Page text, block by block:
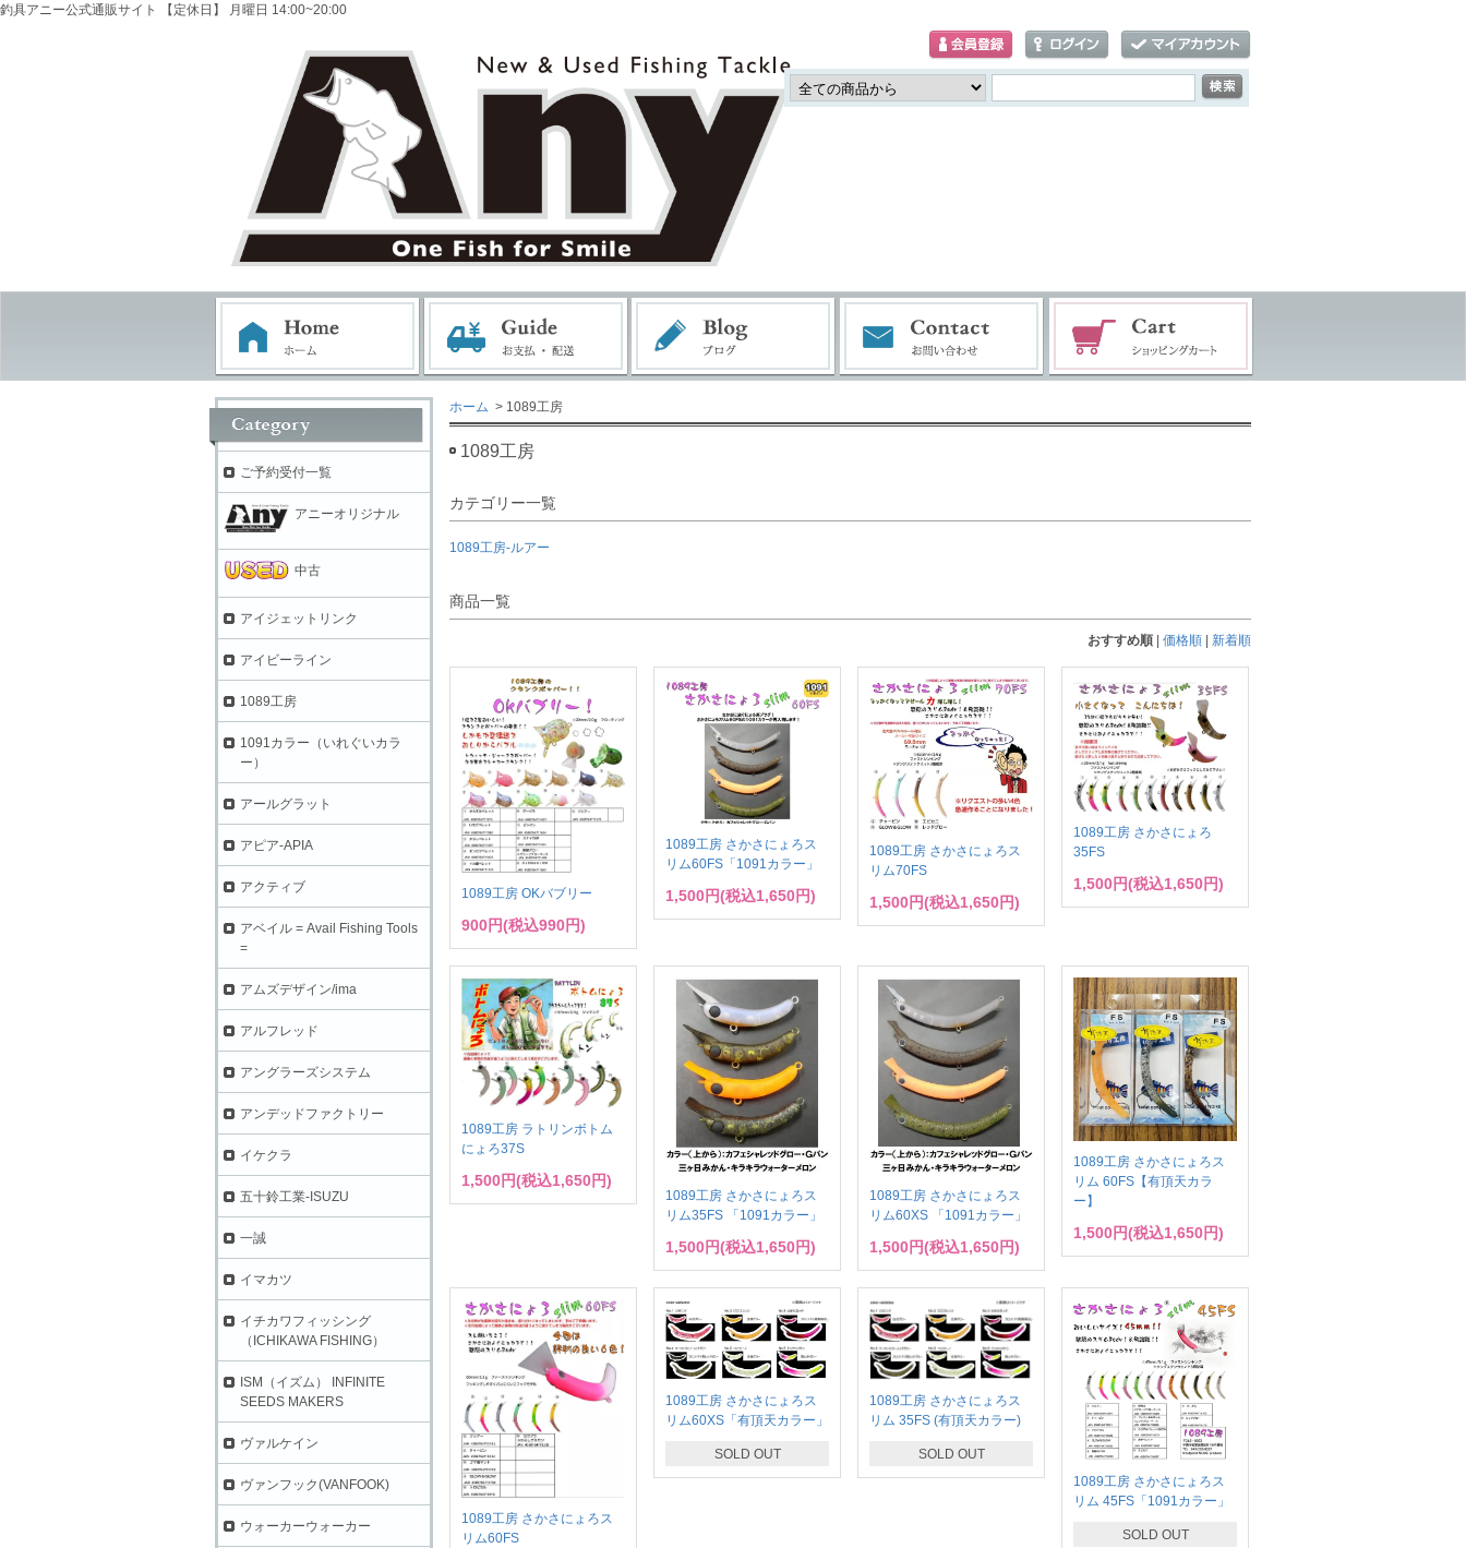
釣具アニー公式通販サイト 【定休日】 月曜日 14:00~20:00
ホーム > 1089工房
1089工房
カテゴリー一覧
1089工房-ルアー
商品一覧
おすすめ順 価格順 新着順
1089工房 OKバブリー
900円(税込990円)
1089工房 さかさにょろス
リム60FS「1091カラー」
1,500円(税込1,650円)
1089工房 さかさにょろス
リム70FS
1,500円(税込1,650円)
1089工房 さかさにょろ
35FS
1,500円(税込1,650円)
1089工房 ラトリンボトム
にょろ37S
1,500円(税込1,650円)
1089工房 さかさにょろス
リム35FS 「1091カラー」
1,500円(税込1,650円)
1089工房 さかさにょろス
リム60XS 「1091カラー」
1,500円(税込1,650円)
1089工房 さかさにょろス
リム 60FS【有頂天カラ
ー】
1,500円(税込1,650円)
1089工房 さかさにょろス
リム60FS
1089工房 さかさにょろス
リム60XS「有頂天カラー」
SOLD OUT
1089工房 さかさにょろス
リム 35FS (有頂天カラー)
SOLD OUT
1089工房 さかさにょろス
リム 45FS「1091カラー」
SOLD OUT
ご予約受付一覧
アニーオリジナル
中古
アイジェットリンク
アイビーライン
1089工房
1091カラー（いれぐいカラ
ー）
アールグラット
アピア-APIA
アクティブ
アベイル = Avail Fishing Tools
=
アムズデザイン/ima
アルフレッド
アングラーズシステム
アンデッドファクトリー
イケクラ
五十鈴工業-ISUZU
一誠
イマカツ
イチカワフィッシング
（ICHIKAWA FISHING）
ISM（イズム） INFINITE
SEEDS MAKERS
ヴァルケイン
ヴァンフック(VANFOOK)
ウォーカーウォーカー